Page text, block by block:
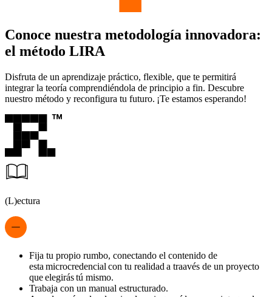
Conoce nuestra metodología innovadora:
el método LIRA
Disfruta de un aprendizaje práctico, flexible, que te permitirá
integrar la teoría comprendiéndola de principio a fin. Descubre
nuestro método y reconfigura tu futuro. ¡Te estamos esperando!
(L)ectura
Fija tu propio rumbo, conectando el contenido de
esta microcredencial con tu realidad a traavés de un proyecto
que elegirás tú mismo.
Trabaja con un manual estructurado.